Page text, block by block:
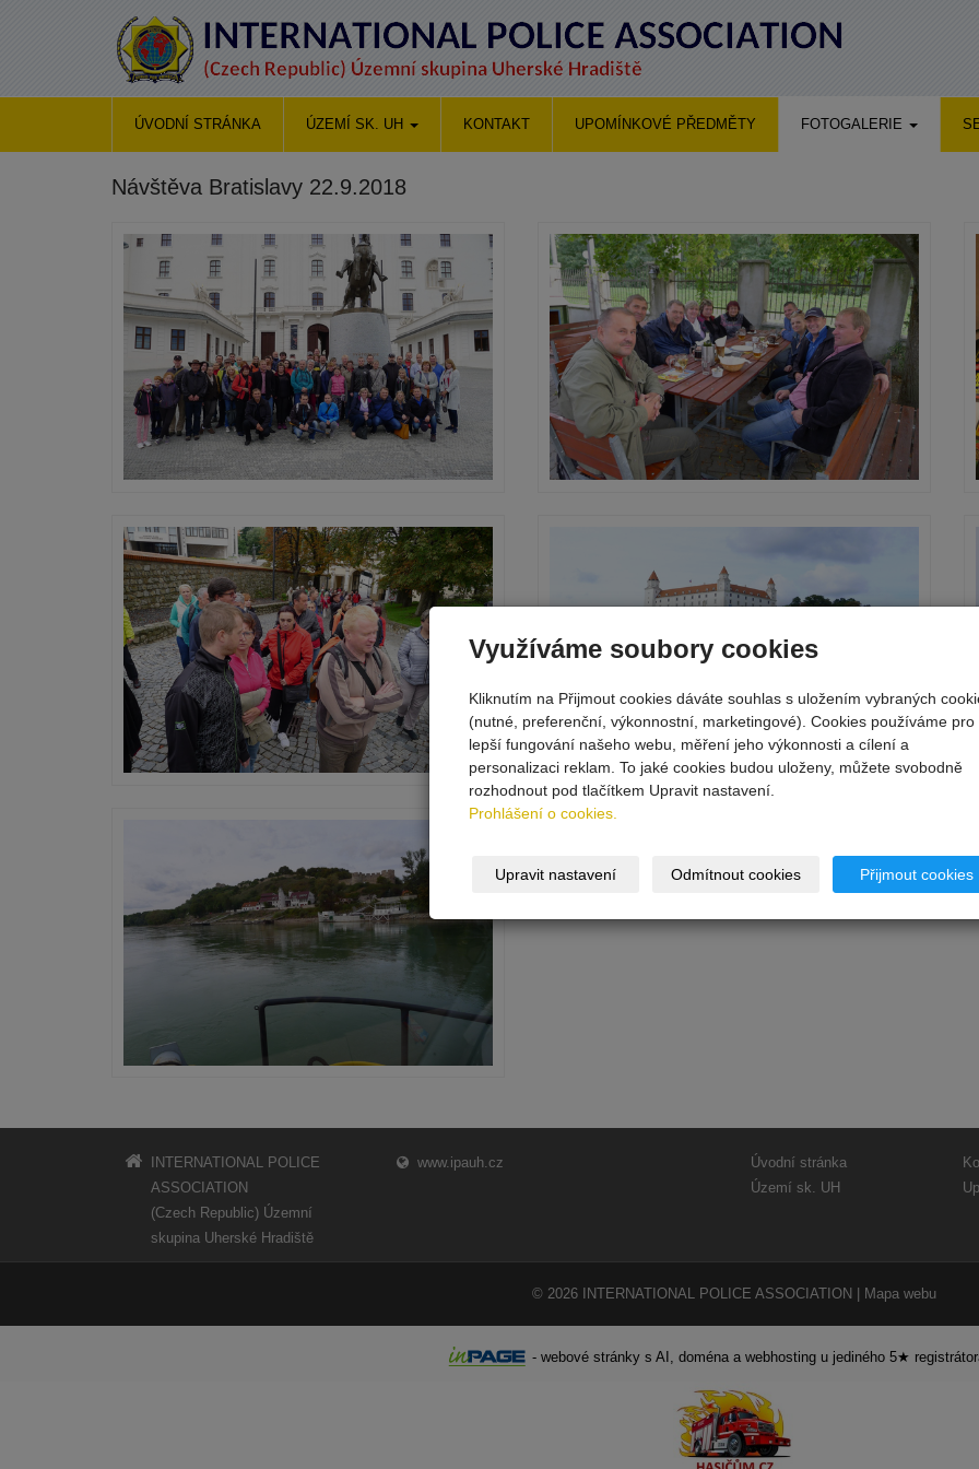
ÚVODNÍ STRÁNKA ÚZEMÍ SK. UH KONTAKT UPOMÍNKOVÉ PŘEDMĚTY FOTOGALERIE
Návštěva Bratislavy 22.9.2018
INTERNATIONAL POLICE
ASSOCIATION
(Czech Republic) Územní
skupina Uherské Hradiště
www.ipauh.cz
Úvodní stránka
Území sk. UH
© 2026 INTERNATIONAL POLICE ASSOCIATION Mapa webu
- webové stránky s AI, doména a webhosting u jediného 5★
Využíváme soubory cookies
Kliknutím na Přijmout cookies dáváte souhlas s uložením vybraných
(nutné, preferenční, výkonnostní, marketingové). Cookies používáme pro
lepší fungování našeho webu, měření jeho výkonnosti a cílení a
personalizaci reklam. To jaké cookies budou uloženy, můžete svobodně
rozhodnout pod tlačítkem Upravit nastavení.
Prohlášení o cookies.
Upravit nastavení Odmítnout cookies Přijmout cookies